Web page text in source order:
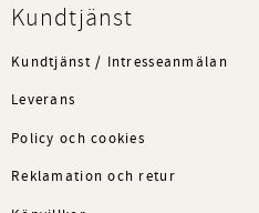
Kundtjänst
Kundtjänst / Intresseanmälan
Leverans
Policy och cookies
Reklamation och retur